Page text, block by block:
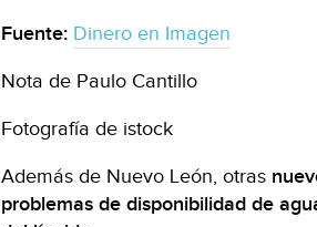
Fuente: Dinero en Imagen
Nota de Paulo Cantillo
Fotografía de istock
Además de Nuevo León, otras
problemas de disponibilidad de